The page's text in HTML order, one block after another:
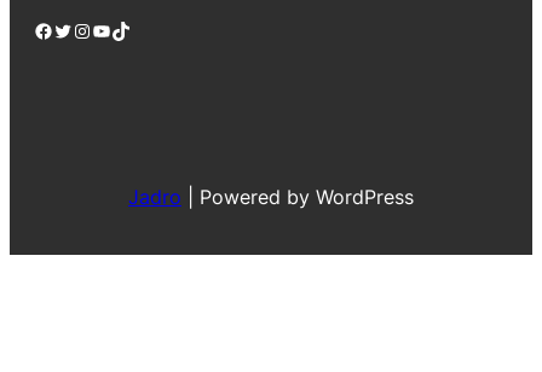
Facebook Twitter Instagram YouTube TikTok
Jadro Powered by WordPress